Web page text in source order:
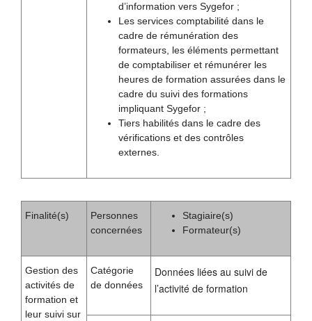
d’information vers Sygefor ;
Les services comptabilité dans le
cadre de rémunération des
formateurs, les éléments permettant
de comptabiliser et rémunérer les
heures de formation assurées dans le
cadre du suivi des formations
impliquant Sygefor ;
Tiers habilités dans le cadre des
vérifications et des contrôles
externes.
Finalité(s)
Personnes
concernées
Stagiaire(s)
Formateur(s)
Gestion des
activités de
formation et
leur suivi sur
Catégorie
de données
Données liées au suivi de
l’activité de formation